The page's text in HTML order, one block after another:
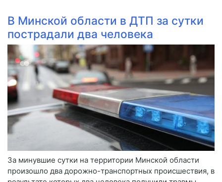
В Минской области в ДТП за сутки
пострадали два человека
За минувшие сутки на территории Минской области
произошло два дорожно-транспортных происшествия, в